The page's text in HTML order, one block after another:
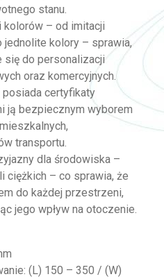
stanu.
kolorów – od imitacji
jednolite kolory – sprawia,
się do personalizacji
oraz komercyjnych.
posiada certyfikaty
ją bezpiecznym wyborem
transportu.
dla środowiska –
ciężkich – co sprawia, że
do każdej przestrzeni,
jego wpływ na otoczenie.
(L) 150 – 350 / (W)